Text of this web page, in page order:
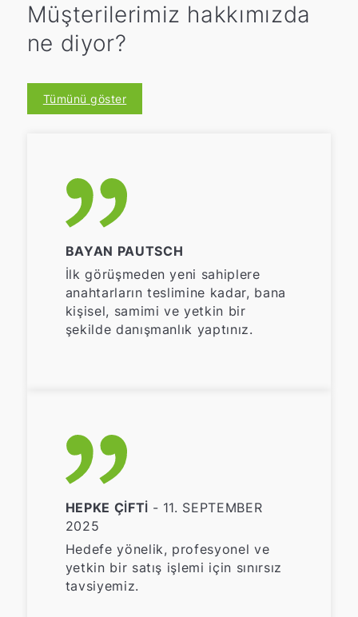
Müşterilerimiz hakkımızda
ne diyor?
Tümünü göster
BAYAN PAUTSCH
İlk görüşmeden yeni sahiplere
anahtarların teslimine kadar, bana
kişisel, samimi ve yetkin bir
şekilde danışmanlık yaptınız.
HEPKE ÇIFTI - 11. SEPTEMBER
2025
Hedefe yönelik, profesyonel ve
yetkin bir satış işlemi için sınırsız
tavsiyemiz.